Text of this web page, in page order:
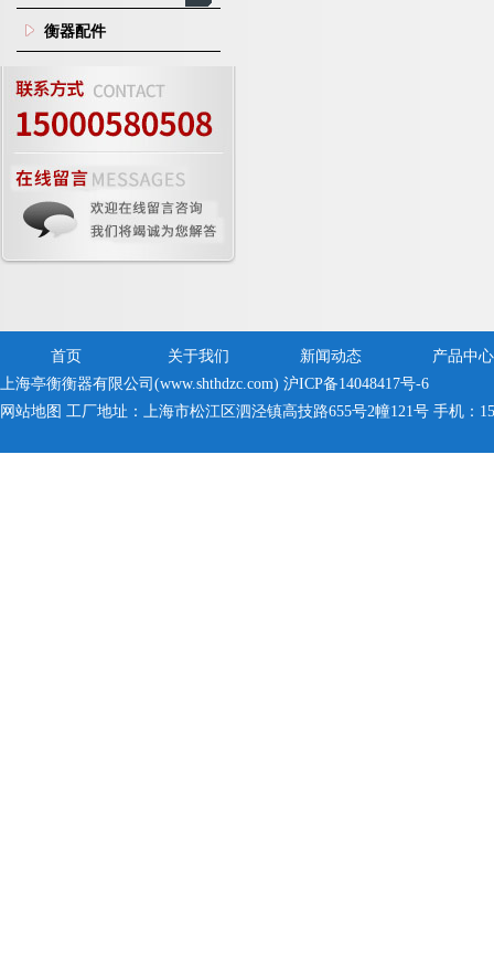
衡器配件
首页 关于我们 新闻动态
产品中心
上海亭衡衡器有限公司(www.shthdzc.com) 沪ICP备14048417号-6
网站地图 工厂地址：上海市松江区泗泾镇高技路655号2幢121号 手机：